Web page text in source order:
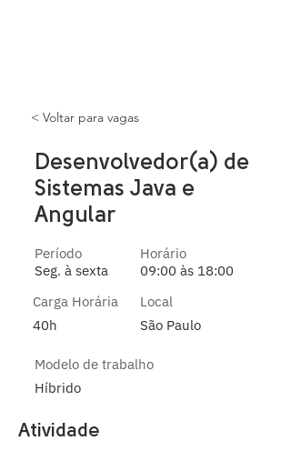
< Voltar para vagas
Desenvolvedor(a) de
Sistemas Java e
Angular
Período
Seg. à sexta
Carga Horária
40h
Horário
09:00 às 18:00
Local
São Paulo
Modelo de trabalho
Híbrido
Atividade